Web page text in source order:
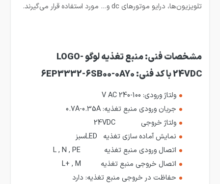
تلویزیون‌ها، درایو موتورهای dc و… مورد استفاده قرار می‌گیرند.
مشخصات فنی: منبع تغذیه لوگو LOGO-
24VDC با کد فنی: 6EP3332-6SB00-0AY0
ولتاژ ورودی: 100-240 V AC
جریان ورودی منبع تغذیه: 0.7A-0.35A
ولتاژ خروجی
24VDC
نمایش آماده سازی تغذیه
سبز
اتصال ورودی منبع تغذیه
L , N , PE
اتصال خروجی منبع تغذیه
حفاظت در خروجی منبع تغذیه: دارد